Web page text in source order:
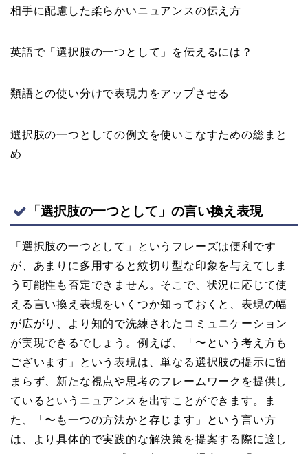
相手に配慮した柔らかいニュアンスの伝え方
英語で「選択肢の一つとして」を伝えるには？
類語との使い分けで表現力をアップさせる
選択肢の一つとしての例文を使いこなすための総まと
め
「選択肢の一つとして」の言い換え表現
「選択肢の一つとして」というフレーズは便利です
が、あまりに多用すると紋切り型な印象を与えてしま
う可能性も否定できません。そこで、状況に応じて使
える言い換え表現をいくつか知っておくと、表現の幅
が広がり、より知的で洗練されたコミュニケーション
が実現できるでしょう。例えば、「〜という考え方も
ございます」という表現は、単なる選択肢の提示に留
まらず、新たな視点や思考のフレームワークを提供し
ているというニュアンスを出すことができます。ま
た、「〜も一つの方法かと存じます」という言い方
は、より具体的で実践的な解決策を提案する際に適し